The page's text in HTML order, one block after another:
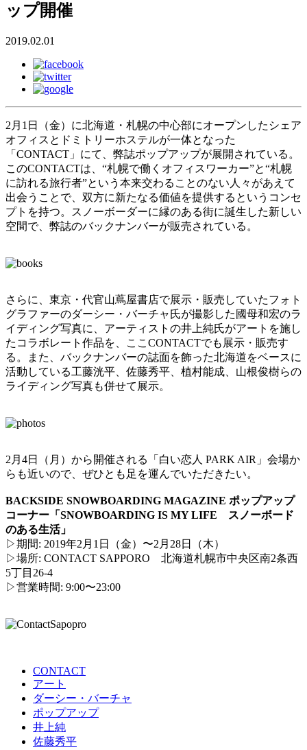
ップ開催
2019.02.01
2月1日（金）に北海道・札幌の中心部にオープンしたシェア
オフィスとドミトリーホステルが一体となった
「CONTACT」にて、弊誌ポップアップが展開されている。
このCONTACTは、“札幌で働くオフィスワーカー”と“札幌
に訪れる旅行者”という本来交わることのない人々があえて
出会うことで、双方に新たなる価値を提供するというコンセ
プトを持つ。スノーボーダーに縁のある街に誕生した新しい
空間で、弊誌のバックナンバーが販売されている。
さらに、東京・代官山蔦屋書店で展示・販売していたフォト
グラファーのダーシー・バーチャ氏が撮影した國母和宏のラ
イディング写真に、アーティストの井上純氏がアートを施し
たコラボレート作品を、ここCONTACTでも展示・販売す
る。また、バックナンバーの誌面を飾った北海道をベースに
活動している工藤洸平、佐藤秀平、植村能成、山根俊樹らの
ライディング写真も併せて展示。
2月4日（月）から開催される「白い恋人 PARK AIR」会場か
らも近いので、ぜひとも足を運んでいただきたい。
BACKSIDE SNOWBOARDING MAGAZINE ポップアップ
コーナー「SNOWBOARDING IS MY LIFE スノーボード
のある生活」
▷期間: 2019年2月1日（金）〜2月28日（木）
▷場所: CONTACT SAPPORO 北海道札幌市中央区南2条西
5丁目26-4
▷営業時間: 9:00〜23:00
CONTACT
アート
ダーシー・バーチャ
ポップアップ
井上純
佐藤秀平